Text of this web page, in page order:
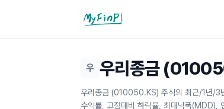
마이핀플
우 우리종금
우리종금 (010050.KS) 주식의 최근/1년/3
수익률, 고점대비 하락율, 최대낙폭(MDD),